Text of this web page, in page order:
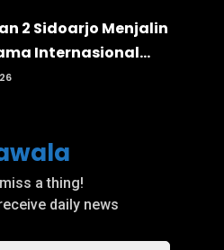
2 Sidoarjo Menjalin
Internasional...
a thing!
daily news